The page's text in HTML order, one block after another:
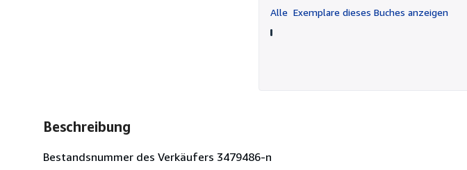
Sternen
Alle Exemplare dieses Buches anzeigen
Beschreibung
Bestandsnummer des Verkäufers 3479486-n